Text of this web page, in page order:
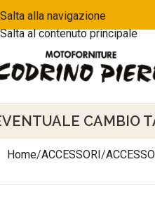
Salta alla navigazione
Salta al contenuto principale
CAMBIO
Home/ACCESSORI/